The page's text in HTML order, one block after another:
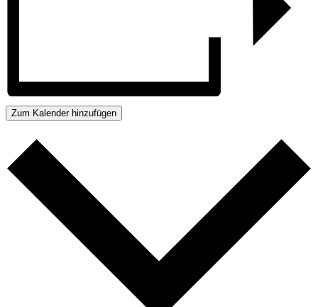
Zum Kalender hinzufügen